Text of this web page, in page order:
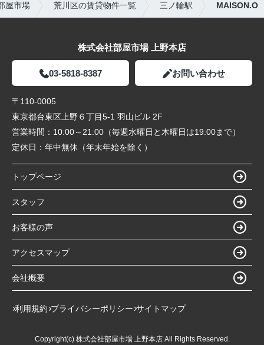
屋市場 荒川区の賃貸物件一覧 三ノ輪駅 MAISON.O
株式会社部屋市場 上野本店
03-5818-8387 お問い合わせ
〒110-0005
東京都台東区上野６丁目5-1 羽山ビル 2F
営業時間： 10:00～21:00（毎週水曜日と木曜日は19:00まで）
定休日： 年中無休（年末年始を除く）
トップページ
スタッフ
お客様の声
アクセスマップ
会社概要
利用規約 プライバシーポリシー サイトマップ
Copyright(c) 株式会社部屋市場 上野本店 All Rights Reserved.